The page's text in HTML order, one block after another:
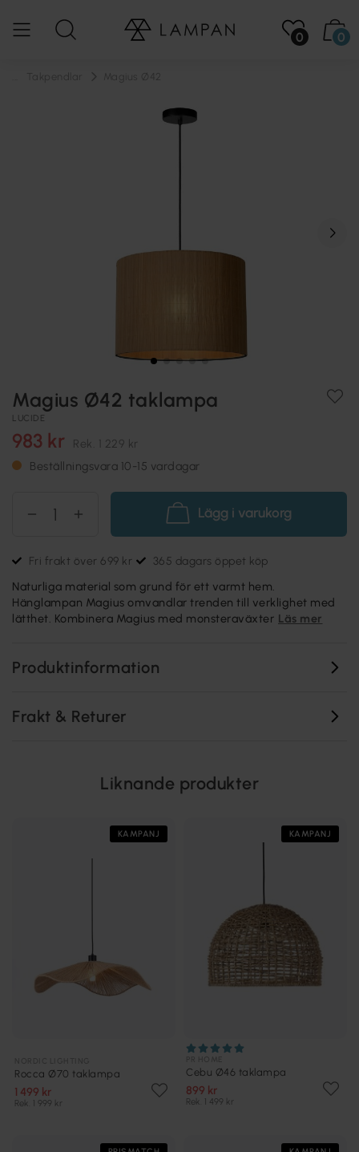
0 0
Magius Ø42 taklampa
LUCIDE
983 kr Rek. 1 229 kr
Beställningsvara 10-15 vardagar
Lägg i varukorg
Fri frakt över 699 kr 365 dagars öppet köp
Naturliga material som grund för ett varmt hem.
Hänglampan Magius omvandlar trenden till verklighet med
lätthet. Kombinera Magius med monsteraväxter Läs mer
Produktinformation
Frakt & Returer
Liknande produkter
KAMPANJ
Rocca Ø70 taklampa
1 499 kr
Rek. 1 999 kr
KAMPANJ
Cebu Ø46 taklampa
899 kr
Rek. 1 499 kr